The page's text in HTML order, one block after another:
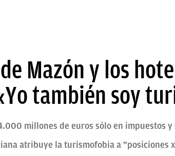
Mazón y los
también soy
millones de euros sólo en impuestos
atribuye la turismofobia a "posiciones